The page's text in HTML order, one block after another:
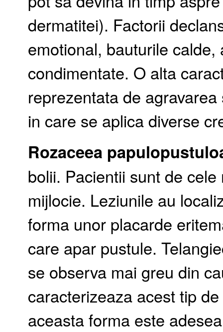
dermatitei). Factorii
emotional, bauturile
condimentate. O alta
reprezentata de
in care se aplica diverse
Rozaceea
bolii. Pacientii sunt de
mijlocie. Leziunile au
forma unor placarde
care apar pustule.
se observa mai greu din
caracterizeaza acest tip
aceasta forma este